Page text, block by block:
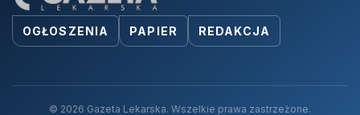
OGŁOSZENIA PAPIER REDAKCJA
© 2026 Gazeta Lekarska. Wszelkie prawa zastrzeżone.